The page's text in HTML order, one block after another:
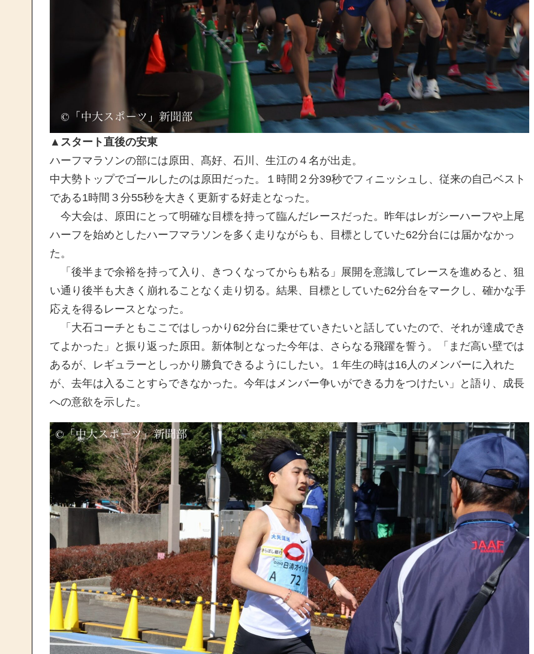
▲スタート直後の安東
ハーフマラソンの部には原田、髙好、石川、生江の４名が出走。
中大勢トップでゴールしたのは原田だった。１時間２分39秒でフィニッシュし、従来の自己ベスト
である1時間３分55秒を大きく更新する好走となった。
今大会は、原田にとって明確な目標を持って臨んだレースだった。昨年はレガシーハーフや上尾
ハーフを始めとしたハーフマラソンを多く走りながらも、目標としていた62分台には届かなかっ
た。
「後半まで余裕を持って入り、きつくなってからも粘る」展開を意識してレースを進めると、狙
い通り後半も大きく崩れることなく走り切る。結果、目標としていた62分台をマークし、確かな手
応えを得るレースとなった。
「大石コーチともここではしっかり62分台に乗せていきたいと話していたので、それが達成でき
てよかった」と振り返った原田。新体制となった今年は、さらなる飛躍を誓う。「まだ高い壁では
あるが、レギュラーとしっかり勝負できるようにしたい。１年生の時は16人のメンバーに入れた
が、去年は入ることすらできなかった。今年はメンバー争いができる力をつけたい」と語り、成長
への意欲を示した。